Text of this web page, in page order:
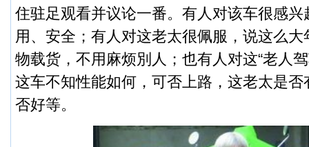
住驻足观看并议论一番。有人对该车很感
用、安全；有人对这老太很佩服，说这么
物载货，不用麻烦別人；也有人对这“老人
这车不知性能如何，可否上路，这老太是
否好等。